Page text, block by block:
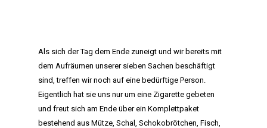
Als sich der Tag dem Ende zuneigt und wir bereits mit
dem Aufräumen unserer sieben Sachen beschäftigt
sind, treffen wir noch auf eine bedürftige Person.
Eigentlich hat sie uns nur um eine Zigarette gebeten
und freut sich am Ende über ein Komplettpaket
bestehend aus Mütze, Schal, Schokobrötchen, Fisch,